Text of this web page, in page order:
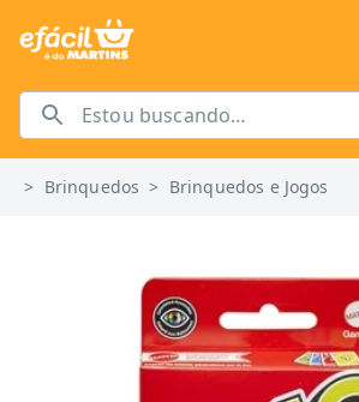
> Brinquedos > Brinquedos e Jogos